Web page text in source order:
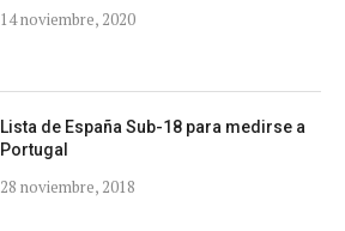
14 noviembre, 2020
Lista de España Sub-18 para medirse a
Portugal
28 noviembre, 2018